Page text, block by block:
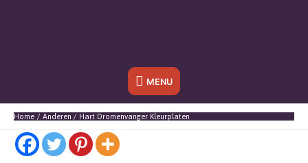
Onder
header
MENU
Home Anderen Hart Dromenvanger Kleurplaten